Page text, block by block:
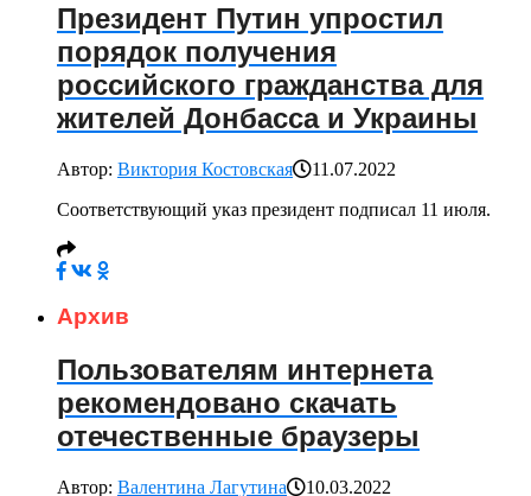
Президент Путин упростил
порядок получения
российского гражданства для
жителей Донбасса и Украины
Автор: Виктория Костовская
11.07.2022
Соответствующий указ президент подписал 11 июля.
Архив
Пользователям интернета
рекомендовано скачать
отечественные браузеры
Автор: Валентина Лагутина 10.03.2022